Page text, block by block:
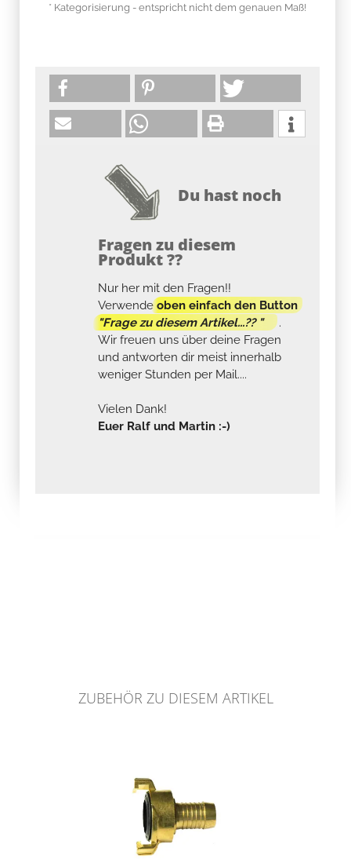
* Kategorisierung - entspricht nicht dem genauen Maß!
Du hast noch
Fragen zu diesem
Produkt ??
Nur her mit den Fragen!!
Verwendeoben einfach den Button
"Frage zu diesem Artikel...?? "
.
Wir freuen uns über deine Fragen
und antworten dir meist innerhalb
weniger Stunden per Mail....
Vielen Dank!
Euer Ralf und Martin :-)
ZUBEHÖR ZU DIESEM ARTIKEL